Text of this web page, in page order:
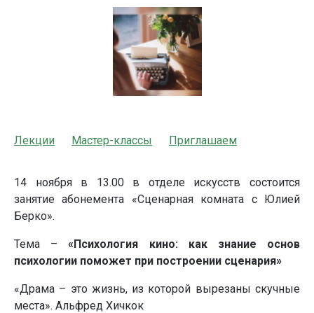
Лекции Мастер-классы Приглашаем
14 ноября в 13.00 в отделе искусств состоится
занятие абонемента «Сценарная комната с Юлией
Берко».
Тема –«Психология кино: как знание основ
психологии поможет при построении сценария»
«Драма – это жизнь, из которой вырезаны скучные
места». Альфред Хичкок